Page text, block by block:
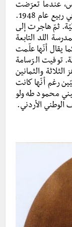
عندما تعرّضت
الأحياء السّكنية لهجمات القوّات الصّهيونيّة، في ربيع عام 1948.
ثمّ هاجرت إلى
اللد التابعة
يقال أنّها علّمت
توفيت الرّسامة
عن عمر يناهز الثلاثة والثمانين
رغم أنّها كانت
محمود طه ولو
الوطني الأردني.